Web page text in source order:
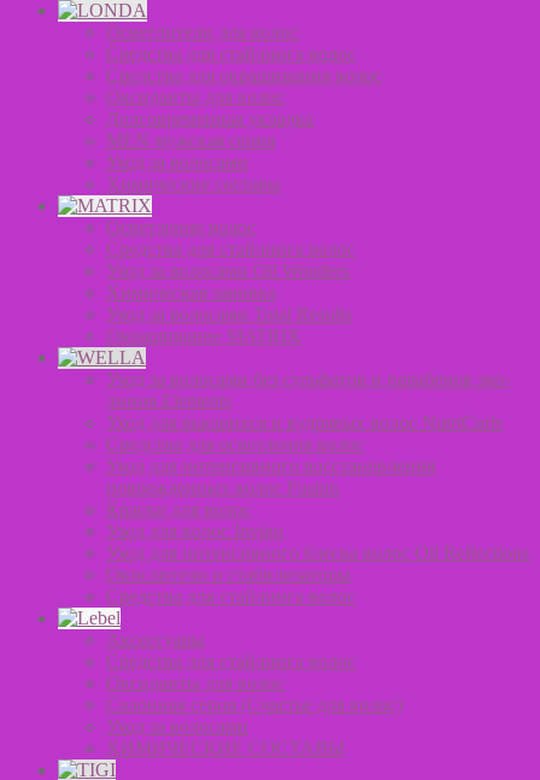
Осветлители для волос
Средства для стайлинга волос
Средства для окрашивания волос
Оксиданты для волос
Долговременная укладка
MEN мужская серия
Уход за волосами
Химические составы
Осветление волос
Средства для стайлинга волос
Уход за волосами Oil Wonders
Химическая завивка
Уход за волосами Total Results
Окрашивание MATRIX
Уход за волосами без сульфатов и парабенов эко-
линия Elements
Уход для вьющихся и кудрявых волос NutriCurls
Средства для осветления волос
Уход для интенсивного восстановления
поврежденных волос Fusion
Краски для волос
Уход для волос Invigo
Уход для интенсивного блеска волос Oil Reflections
Окислители и стабилизаторы
Средства для стайлинга волос
Аксессуары
Средства для стайлинга волос
Оксиданты для волос
Салонная серия (Счастье для волос)
Уход за волосами
ХИМИЧЕСКИЕ СОСТАВЫ